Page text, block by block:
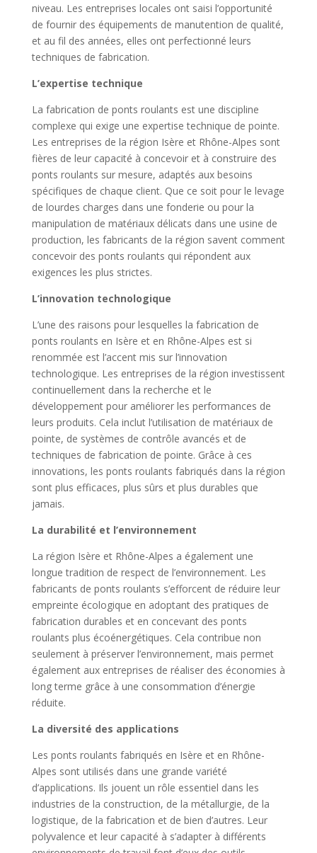
niveau. Les entreprises locales ont saisi l’opportunité
de fournir des équipements de manutention de qualité,
et au fil des années, elles ont perfectionné leurs
techniques de fabrication.
L’expertise technique
La fabrication de ponts roulants est une discipline
complexe qui exige une expertise technique de pointe.
Les entreprises de la région Isère et Rhône-Alpes sont
fières de leur capacité à concevoir et à construire des
ponts roulants sur mesure, adaptés aux besoins
spécifiques de chaque client. Que ce soit pour le levage
de lourdes charges dans une fonderie ou pour la
manipulation de matériaux délicats dans une usine de
production, les fabricants de la région savent comment
concevoir des ponts roulants qui répondent aux
exigences les plus strictes.
L’innovation technologique
L’une des raisons pour lesquelles la fabrication de
ponts roulants en Isère et en Rhône-Alpes est si
renommée est l’accent mis sur l’innovation
technologique. Les entreprises de la région investissent
continuellement dans la recherche et le
développement pour améliorer les performances de
leurs produits. Cela inclut l’utilisation de matériaux de
pointe, de systèmes de contrôle avancés et de
techniques de fabrication de pointe. Grâce à ces
innovations, les ponts roulants fabriqués dans la région
sont plus efficaces, plus sûrs et plus durables que
jamais.
La durabilité et l’environnement
La région Isère et Rhône-Alpes a également une
longue tradition de respect de l’environnement. Les
fabricants de ponts roulants s’efforcent de réduire leur
empreinte écologique en adoptant des pratiques de
fabrication durables et en concevant des ponts
roulants plus écoénergétiques. Cela contribue non
seulement à préserver l’environnement, mais permet
également aux entreprises de réaliser des économies à
long terme grâce à une consommation d’énergie
réduite.
La diversité des applications
Les ponts roulants fabriqués en Isère et en Rhône-
Alpes sont utilisés dans une grande variété
d’applications. Ils jouent un rôle essentiel dans les
industries de la construction, de la métallurgie, de la
logistique, de la fabrication et de bien d’autres. Leur
polyvalence et leur capacité à s’adapter à différents